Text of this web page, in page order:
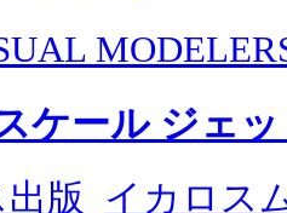
ケール ジェ
版 イカロス